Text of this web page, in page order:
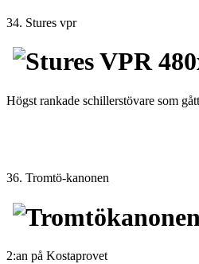
34. Stures vpr
Högst rankade schillerstövare som
36. Tromtö-kanonen
2:an på Kostaprovet